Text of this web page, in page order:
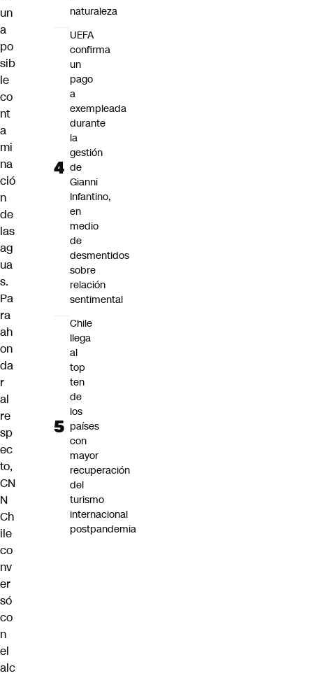
un
a
po
sib
le
co
nt
a
mi
na
ció
n
de
las
ag
ua
s.
Pa
ra
ah
on
da
r
al
re
sp
ec
to,
CN
N
Ch
ile
co
nv
er
só
co
n
el
alc
naturaleza
UEFA
confirma
un
pago
a
exempleada
durante
la
gestión
de
Gianni
Infantino,
en
medio
de
desmentidos
sobre
relación
sentimental
Chile
llega
al
top
ten
de
los
países
con
mayor
recuperación
del
turismo
internacional
postpandemia